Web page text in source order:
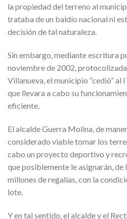
la propiedad del terreno al
trataba de un baldío nacional ni
decisión de tal naturaleza.
Sin embargo, mediante escritura
noviembre de 2002,
Villanueva, el municipio “cedió” al
que llevara a cabo su
eficiente.
El alcalde Guerra Molina, de
considerado viable tomar los
cabo un proyecto deportivo y
que posiblemente le asignarán, de
millones de regalías, con la
lote.
Y en tal sentido, el alcalde y el